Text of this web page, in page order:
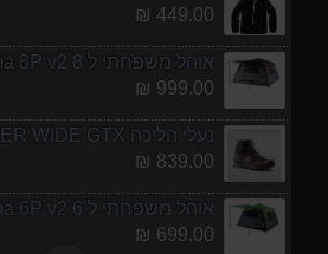
449.00 ₪
אוהל משפחתי ל 8 GURO Panorama 8P v2
999.00 ₪
839.00 ₪
אוהל משפחתי ל 6 GURO Panorama 6P v2
699.00 ₪